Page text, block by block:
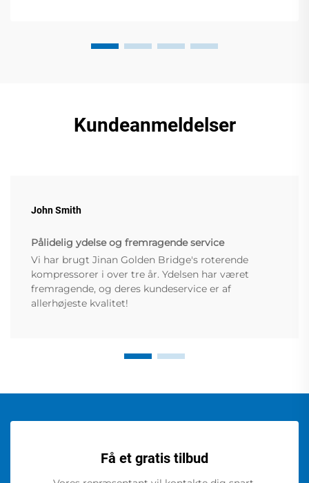
Kundeanmeldelser
John Smith
Pålidelig ydelse og fremragende service
Vi har brugt Jinan Golden Bridge's roterende
kompressorer i over tre år. Ydelsen har været
fremragende, og deres kundeservice er af
allerhøjeste kvalitet!
Få et gratis tilbud